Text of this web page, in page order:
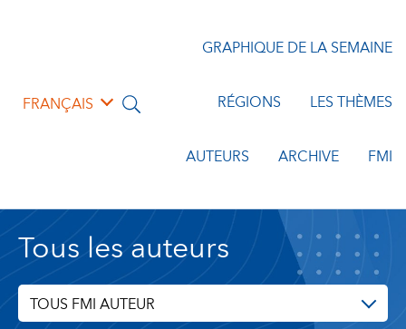
FRANÇAIS
GRAPHIQUE DE LA SEMAINE
RÉGIONS LES THÈMES
AUTEURS ARCHIVE FMI
Tous les auteurs
TOUS FMI AUTEUR